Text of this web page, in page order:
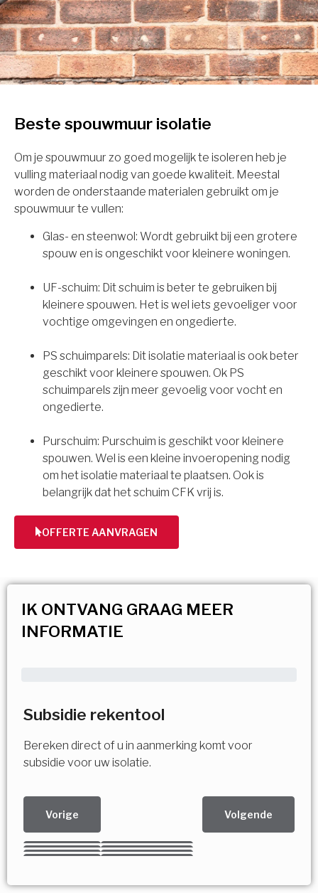
Beste spouwmuur isolatie
Om je spouwmuur zo goed mogelijk te isoleren heb je
vulling materiaal nodig van goede kwaliteit. Meestal
worden de onderstaande materialen gebruikt om je
spouwmuur te vullen:
Glas- en steenwol: Wordt gebruikt bij een grotere
spouw en is ongeschikt voor kleinere woningen.
UF-schuim: Dit schuim is beter te gebruiken bij
kleinere spouwen. Het is wel iets gevoeliger voor
vochtige omgevingen en ongedierte.
PS schuimparels: Dit isolatie materiaal is ook beter
geschikt voor kleinere spouwen. Ok PS
schuimparels zijn meer gevoelig voor vocht en
ongedierte.
Purschuim: Purschuim is geschikt voor kleinere
spouwen. Wel is een kleine invoeropening nodig
om het isolatie materiaal te plaatsen. Ook is
belangrijk dat het schuim CFK vrij is.
OFFERTE AANVRAGEN
IK ONTVANG GRAAG MEER
INFORMATIE
Subsidie rekentool
Bereken direct of u in aanmerking komt voor
subsidie voor uw isolatie.
Vorige Volgende
Kies uw Isolatiemaatregel
Meerdere keuzes mogelijk
Vorige Volgende